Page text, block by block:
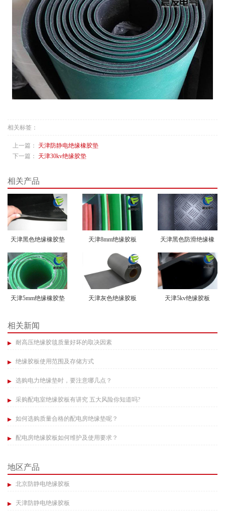
相关标签：
上一篇： 天津防静电绝缘橡胶垫
下一篇： 天津30kv绝缘胶垫
相关产品
天津黑色绝缘橡胶垫 天津8mm绝缘胶板
天津黑色防滑绝缘橡
天津5mm绝缘橡胶垫 天津灰色绝缘胶板 天津5kv绝缘胶板
相关新闻
耐高压绝缘胶毯质量好坏的取决因素​
绝缘胶板使用范围及存储方式​
选购电力绝缘垫时，要注意哪几点？
采购配电室绝缘胶板有讲究 五大风险你知道吗?
如何选购质量合格的配电房绝缘垫呢？
配电房绝缘胶板如何维护及使用要求？
地区产品
北京防静电绝缘胶板
天津防静电绝缘胶板